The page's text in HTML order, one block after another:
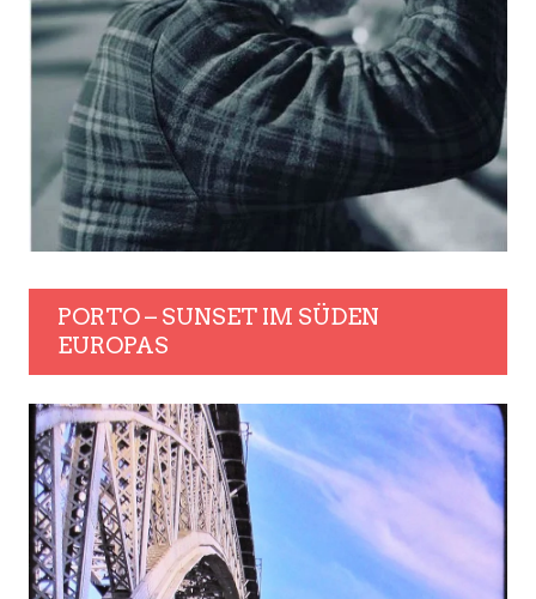
PORTO – SUNSET IM SÜDEN
EUROPAS